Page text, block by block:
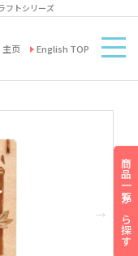
フトシリーズ
主页 English TOP
商品一覧から探す